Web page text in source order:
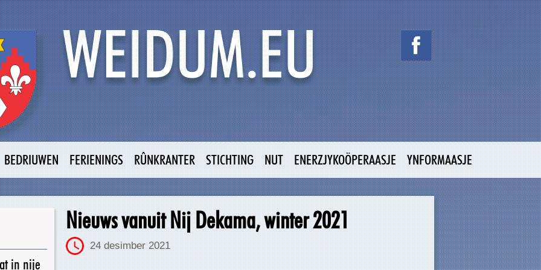
BEDRIUWEN FERIENINGS RÛNKRANTER STICHTING NUT ENERZJYKOÖPERAASJE YNFORMAASJE
in nije
Nieuws vanuit Nij Dekama, winter 2021
24 desimber 2021